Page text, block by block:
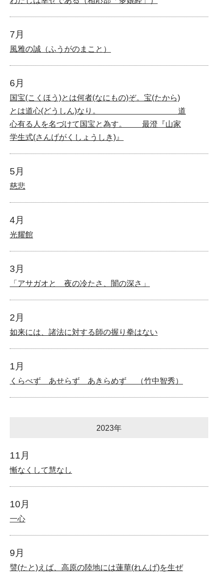
7月
風雅の誠（ふうがのまこと）
6月
国宝(こくほう)とは何者(なにもの)ぞ。宝(たから)
とは道心(どうしん)なり。 道
心有る人を名づけて国宝と為す。 最澄『山家
学生式(さんげがくしょうしき)』
5月
慈悲
4月
光耀館
3月
「アサガオと 夜の冷たさ、闇の深さ」
2月
如来には、諸法に対する師の握り拳はない
1月
くらべず あせらず あきらめず （竹中智秀）
2023年
11月
慚なくして慧なし
10月
一心
9月
譬(たと)えば、高原の陸地には蓮華(れんげ)を生ぜ